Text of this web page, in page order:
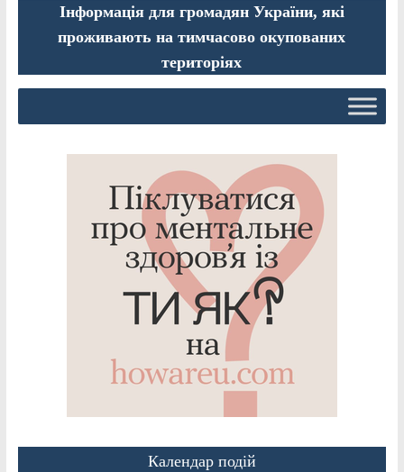
Інформація для громадян України, які
проживають на тимчасово окупованих
територіях
Календар подій